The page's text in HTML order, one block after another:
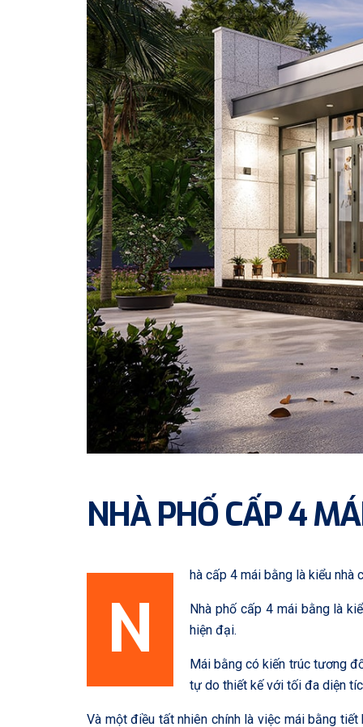
NHÀ PHỐ CẤP 4
N
hà cấp 4 mái bằng là kiểu
Nhà phố cấp 4 mái bằng là
hiện đại.
Mái bằng có kiến trúc tương
tự do thiết kế với tối đa diện
Và một điều tất nhiên chính là việc mái bằng